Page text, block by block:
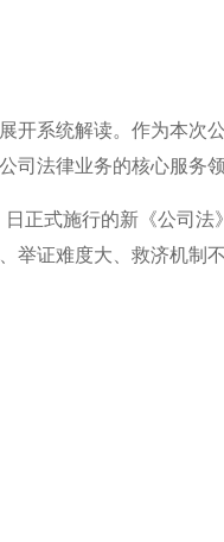
开系统解读。作为本次
法律业务的核心服务领
正式施行的新《公司
举证难度大、救济机制